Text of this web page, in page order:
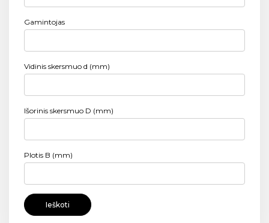
Gamintojas
Vidinis skersmuo d (mm)
Išorinis skersmuo D (mm)
Plotis B (mm)
Ieškoti